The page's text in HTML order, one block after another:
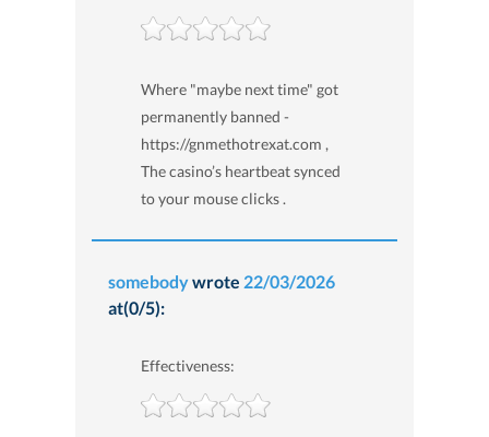
Where "maybe next time" got
permanently banned -
https://gnmethotrexat.com ,
The casino’s heartbeat synced
to your mouse clicks .
somebodywrote 22/03/2026
at(0/5):
Effectiveness: